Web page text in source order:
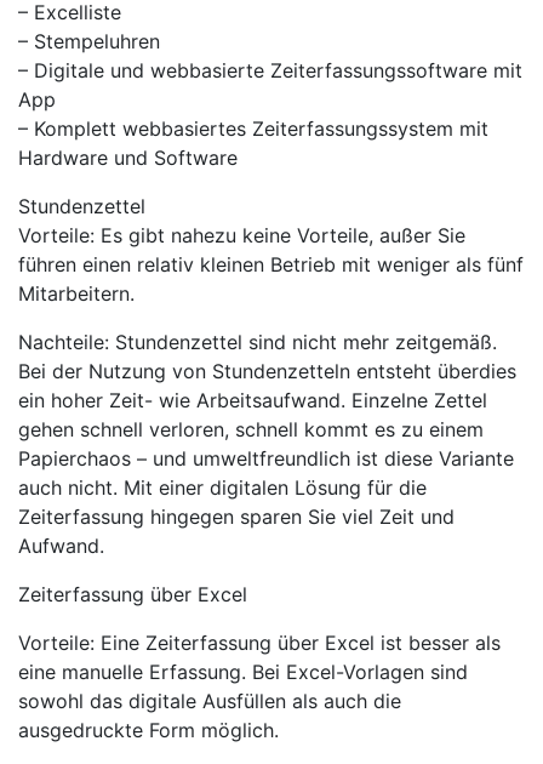
– Excelliste
– Stempeluhren
– Digitale und webbasierte Zeiterfassungssoftware mit
App
– Komplett webbasiertes Zeiterfassungssystem mit
Hardware und Software
Stundenzettel
Vorteile: Es gibt nahezu keine Vorteile, außer Sie
führen einen relativ kleinen Betrieb mit weniger als fünf
Mitarbeitern.
Nachteile: Stundenzettel sind nicht mehr zeitgemäß.
Bei der Nutzung von Stundenzetteln entsteht überdies
ein hoher Zeit- wie Arbeitsaufwand. Einzelne Zettel
gehen schnell verloren, schnell kommt es zu einem
Papierchaos – und umweltfreundlich ist diese Variante
auch nicht. Mit einer digitalen Lösung für die
Zeiterfassung hingegen sparen Sie viel Zeit und
Aufwand.
Zeiterfassung über Excel
Vorteile: Eine Zeiterfassung über Excel ist besser als
eine manuelle Erfassung. Bei Excel-Vorlagen sind
sowohl das digitale Ausfüllen als auch die
ausgedruckte Form möglich.